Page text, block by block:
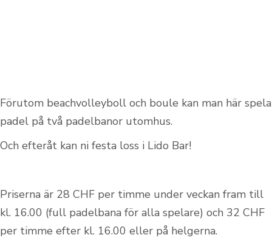
Förutom beachvolleyboll och boule kan man här spela
padel på två padelbanor utomhus.
Och efteråt kan ni festa loss i Lido Bar!
Priserna är 28 CHF per timme under veckan fram till
kl. 16.00 (full padelbana för alla spelare) och 32 CHF
per timme efter kl. 16.00 eller på helgerna.